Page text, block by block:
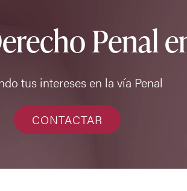
Penal
tus intereses en la vía Penal
CONTACTAR